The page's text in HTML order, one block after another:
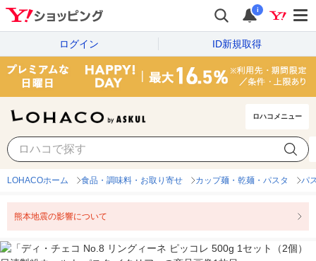
i
ログイン ID新規取得
ロハコメニュー
LOHACOホーム 食品・調味料・お取り寄せ カップ麺・乾麺・パスタ パ
熊本地震の影響について